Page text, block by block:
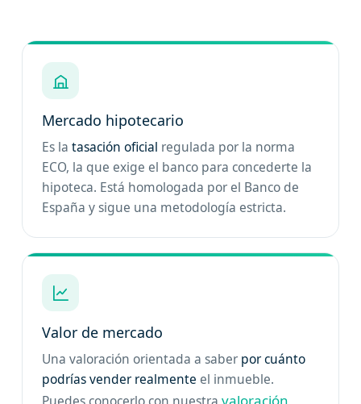
Mercado hipotecario
Es latasación oficial regulada por la norma
ECO, la que exige el banco para concederte la
hipoteca. Está homologada por el Banco de
España y sigue una metodología estricta.
Valor de mercado
Una valoración orientada a saber por cuánto
podrías vender realmente el inmueble.